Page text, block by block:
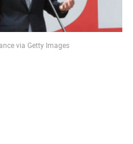
via Getty Images